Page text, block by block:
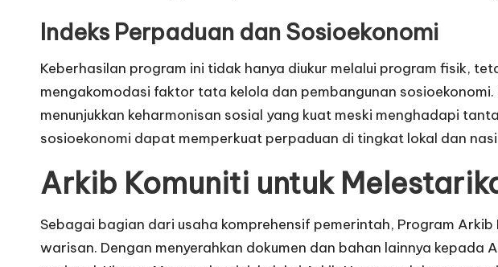
Indeks Perpaduan dan Sosioekonomi
Keberhasilan program ini tidak hanya diukur melalui program fisik,
mengakomodasi faktor tata kelola dan pembangunan
menunjukkan keharmonisan sosial yang kuat meski menghadapi
sosioekonomi dapat memperkuat perpaduan di tingkat lokal dan
Arkib Komuniti untuk
Sebagai bagian dari usaha komprehensif pemerintah, Program
warisan. Dengan menyerahkan dokumen dan bahan lainnya